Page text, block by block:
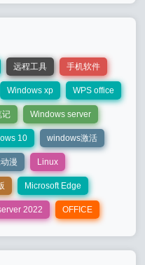
远程工具 手机软件
Windows xp WPS office
记 Windows server
10 windows激活
漫 Linux
Microsoft Edge
2022 OFFICE